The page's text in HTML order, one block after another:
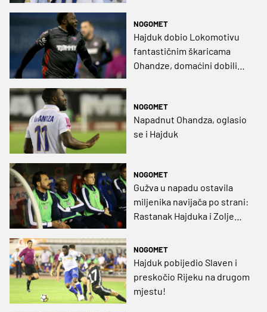
NOGOMET
Hajduk dobio Lokomotivu
fantastičnim škaricama
Ohandze, domaćini dobili
NOGOMET
Napadnut Ohandza, oglasio
se i Hajduk
NOGOMET
Gužva u napadu ostavila
miljenika navijača po strani:
Rastanak Hajduka i Zolje
NOGOMET
Hajduk pobijedio Slaven i
preskočio Rijeku na drugom
mjestu!